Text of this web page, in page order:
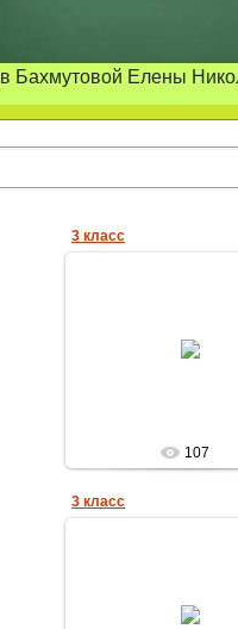
Елены Николаевны
3 класс
107
3 класс